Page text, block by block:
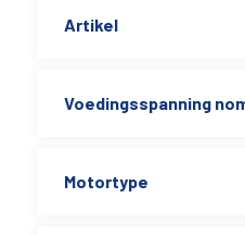
Artikel
Voedingsspanning
Motortype